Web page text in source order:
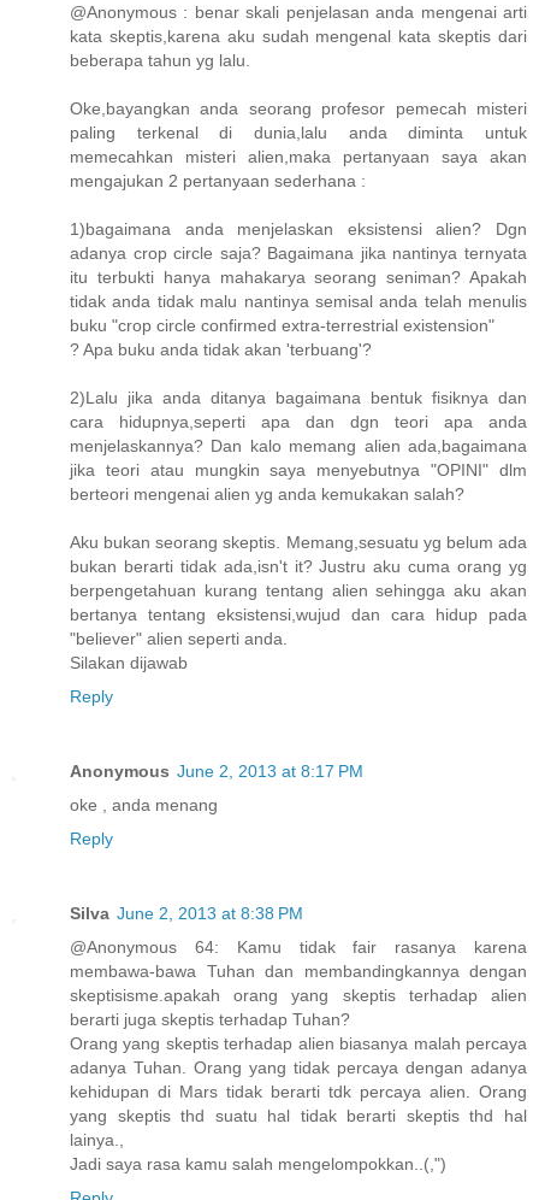
@Anonymous : benar skali penjelasan anda mengenai arti
kata skeptis,karena aku sudah mengenal kata skeptis dari
beberapa tahun yg lalu.
Oke,bayangkan anda seorang profesor pemecah misteri
paling terkenal di dunia,lalu anda diminta untuk
memecahkan misteri alien,maka pertanyaan saya akan
mengajukan 2 pertanyaan sederhana :
1)bagaimana anda menjelaskan eksistensi alien? Dgn
adanya crop circle saja? Bagaimana jika nantinya ternyata
itu terbukti hanya mahakarya seorang seniman? Apakah
tidak anda tidak malu nantinya semisal anda telah menulis
buku "crop circle confirmed extra-terrestrial existension"
? Apa buku anda tidak akan 'terbuang'?
2)Lalu jika anda ditanya bagaimana bentuk fisiknya dan
cara hidupnya,seperti apa dan dgn teori apa anda
menjelaskannya? Dan kalo memang alien ada,bagaimana
jika teori atau mungkin saya menyebutnya "OPINI" dlm
berteori mengenai alien yg anda kemukakan salah?
Aku bukan seorang skeptis. Memang,sesuatu yg belum ada
bukan berarti tidak ada,isn't it? Justru aku cuma orang yg
berpengetahuan kurang tentang alien sehingga aku akan
bertanya tentang eksistensi,wujud dan cara hidup pada
"believer" alien seperti anda.
Silakan dijawab
Reply
Anonymous June 2, 2013 at 8:17 PM
oke , anda menang
Reply
Silva June 2, 2013 at 8:38 PM
@Anonymous 64: Kamu tidak fair rasanya karena
membawa-bawa Tuhan dan membandingkannya dengan
skeptisisme.apakah orang yang skeptis terhadap alien
berarti juga skeptis terhadap Tuhan?
Orang yang skeptis terhadap alien biasanya malah percaya
adanya Tuhan. Orang yang tidak percaya dengan adanya
kehidupan di Mars tidak berarti tdk percaya alien. Orang
yang skeptis thd suatu hal tidak berarti skeptis thd hal
lainya.,
Jadi saya rasa kamu salah mengelompokkan..(,")